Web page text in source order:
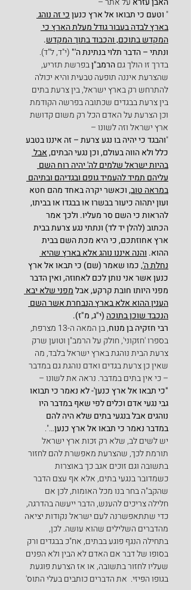
" וטעם כי תבואו אל ארץ כנען כי זה נוהג
בארץ לבדה בעבור גודל מעלת הארץ כי
המקדש בתוכם, והכבוד בתוך המקדש.
ונתתי – הדבר תלוי בנתינת ה'" (י"ד, ל"ד).
בדרך זו הולך גם הרמב"ן בפרשת תזריע,
שהצרעת איננה תופעה טבעית והיא יכולה
להתרחש רק בארץ ישראל, בין צרעת בתים
בין צרעת בבגדים שכתובה בפרשה הקודמת
וכן הצרעת על האדם הכל רק משום קדושת
ארץ ישראל וזה לשונו –
"והבגד כי יהיה בו נגע צרעת – זה איננו בטבע
כלל ולא הווה בעולם, וכן נגעי הבתים, אבל
בהיות ישראל שלמים לה' יהיה רוח השם
עליהם תמיד להעמיד גופם ובגדיהם ובתיהם
במראה טוב, וכאשר יקרה באחד מהם חטא
ועון יתהוה כיעור בבשרו או בבגדו או בביתו,
להראות כי השם סר מעליו. ולכך אמר
הכתוב (להלן יד לד) ונתתי נגע צרעת בבית
ארץ אחוזתכם, כי היא מכת השם בבית
ההוא. והנה איננו נוהג אלא בארץ שהיא
נחלת ה', כמו שאמר (שם) כי תבאו אל ארץ
כנען אשר אני נותן לכם לאחוזה, ואין הדבר
מפני היותו חובת קרקע, אבל מפני שלא יבא
הענין ההוא אלא בארץ הנבחרת אשר השם
הנכבד שוכן בתוכה (י"ג, מ"ז).
רבי חזקיה בן מנוח
, בן המאה ה-13 מצרפת,
בספרו 'חזקוני', חולק על הרמב"ן וטוען שרק
צרעת הבית נוהגת בארץ ישראל בלבד, מה
שאין כן צרעת בגדים ואדם נוהגת גם במדבר
– כי אין בתים במדבר. נראה את לשונו –
"כי תבאו אל ארץ כנען'- לא נאמר כי תבואו
גבי נגעי אדם וכלים לפי שאף במדבר היו
נוהגים אבל בנגעי בתים שלא היה להם
במדבר נאמר כי תבאו אל ארץ כנען…".
יש לשים לב, שלא רק זכות ארץ ישראל
תורמת לכך, שהצרעת מאפשרת להם לחזור
בתשובה וגם זוכים אגב כך באוצרות
כשמדובר בנגעי בתים, אלא אף עצם הדבר
שהקב"ה בחר בנו מכל האומות, לכן אם
חלילה צריכים להענש, הדבר ייעשה בהדרגה,
כדי שתתאפשרנה לעם ישראל נקודות יציאה
מהדברים השלילים שהוא עושה. לכן,
בתחילה הנגף פוגע בבתים, אח"כ בבגדים ורק
בסופו של דבר אם האדם לא הבין ולא הפנים
שעליו לחזור בתשובה, או אז הצרעת פוגעת
בגופו הפיזי.  את הדברים כותבים בעלי התוס'